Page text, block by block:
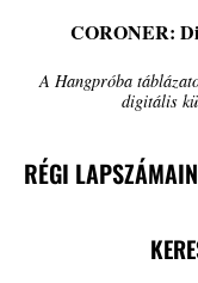
CORONER:
A Hangpróba
digitális
RÉGI